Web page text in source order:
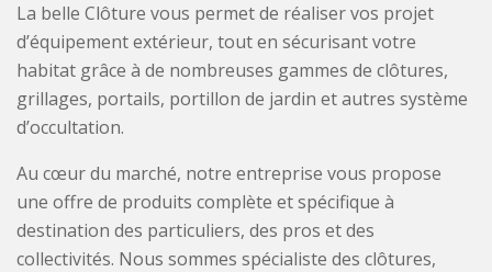
La belle Clôture vous permet de réaliser vos projet
d’équipement extérieur, tout en sécurisant votre
habitat grâce à de nombreuses gammes de clôtures,
grillages, portails, portillon de jardin et autres système
d’occultation.
Au cœur du marché, notre entreprise vous propose
une offre de produits complète et spécifique à
destination des particuliers, des pros et des
collectivités. Nous sommes spécialiste des clôtures,